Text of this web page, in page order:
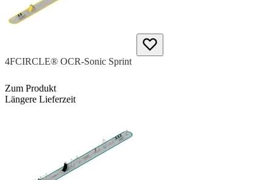
4FCIRCLE® OCR-Sonic Sprint
Zum Produkt
Längere Lieferzeit